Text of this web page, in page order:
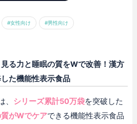
#女性向け #男性向け
る力と睡眠の質をWで改善！漢方
た機能性表示食品
シリーズ累計50万袋を突破した
がWでケアできる機能性表示食品